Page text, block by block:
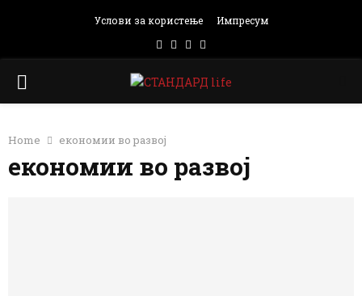
Услови за користење Импресум
Facebook
Instagram
Email
PRIMARY
Home економии во развој
економии во развој